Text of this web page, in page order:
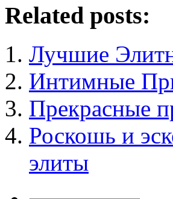
Related posts:
Лучшие
Интимные
Прекрасные
Роскошь и
элиты